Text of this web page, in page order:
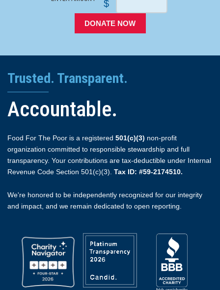
$
DONATE NOW
Trusted. Transparent.
Accountable.
Food For The Poor is a registered 501(c)(3) non-profit
organization committed to responsible stewardship and full
transparency. Your contributions are tax-deductible under Internal
Revenue Code Section 501(c)(3). Tax ID: #59-2174510.
We're honored to be independently recognized for our integrity
and impact, and we remain dedicated to open reporting.